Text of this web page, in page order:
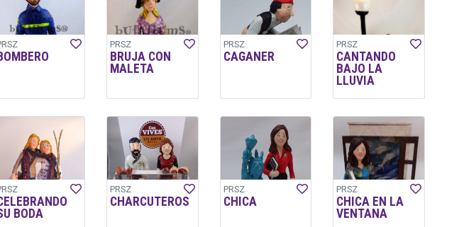
PRSZ
BRUJA CON
MALETA
PRSZ
CAGANER
PRSZ
CANTANDO
BAJO LA
LLUVIA
BODA
PRSZ
CHARCUTEROS
PRSZ
CHICA
PRSZ
CHICA EN LA
VENTANA